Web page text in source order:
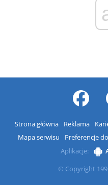
Strona główna Reklama
Mapa serwisu
Preferencje
Aplikacje:
© Copyright